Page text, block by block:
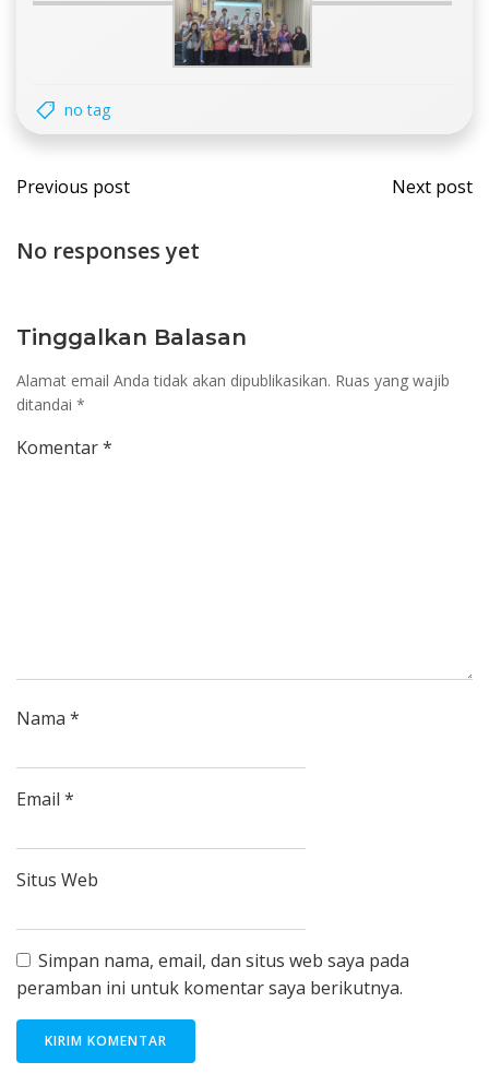
no tag
Post
navigation
Previous post
Post
Next post
No responses yet
Tinggalkan Balasan
Alamat email Anda tidak akan dipublikasikan. Ruas yang wajib
ditandai *
Komentar*
Nama *
Email *
Situs Web
Simpan nama, email, dan situs web saya pada
peramban ini untuk komentar saya berikutnya.